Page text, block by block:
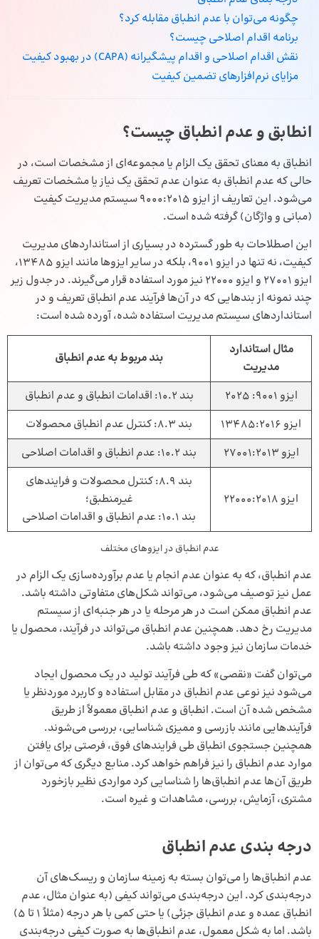
چگونه می‌توان با عدم انطباق مقابله کرد؟
برنامه اقدام اصلاحی چیست؟
نقش اقدام اصلاحی و اقدام پیشگیرانه (CAPA) در بهبود کیفیت
مزایای نرم‌افزارهای تضمین کیفیت
انطابق و عدم انطباق چیست؟
انطباق به معنای تحقق یک الزام یا مجموعه‌ای از مشخصات است، در
حالی که عدم انطباق به عنوان عدم تحقق یک نیاز یا مشخصات تعریف
می‌شود. این تعاریف از ایزو 9000:2015 سیستم مدیریت کیفیت
(مبانی و واژگان) گرفته شده است.
این اصطلاحات به طور گسترده در بسیاری از استانداردهای مدیریت
کیفیت، نه تنها در ایزو 9001، بلکه در سایر ایزوها مانند ایزو 13485،
ایزو 27001 و ایزو 22000 نیز مورد استفاده قرار می‌گیرند. در جدول زیر
چند نمونه از بندهایی که در آن‌ها فرآیند عدم انطباق تعریف و در
استانداردهای سیستم مدیریت استفاده شده، آورده شده است:
مثال استاندارد
مدیریت
بند مربوط به عدم انطباق
ایزو 9001: 2025
بند 10.2: اقدامات انطباق و عدم انطباق
ایزو 13485:2016
بند 8.3: کنترل عدم انطباق محصولات
ایزو 27001:2013
بند 10.2: عدم انطباق و اقدامات اصلاحی
ایزو 22000:2018
بند 8.9: کنترل محصولات و فرایندهای
غیرمنطبق؛
بند 10.1: عدم انطباق و اقدامات اصلاحی
عدم انطباق در ایزوهای مختلف
عدم انطباق، که به عنوان عدم انجام یا عدم برآورده‌سازی یک الزام در
عمل نیز توصیف می‌شود، می‌تواند شکل‌های متفاوتی داشته باشد.
عدم انطباق ممکن است در هر مرحله یا در هر جنبه‌ای از سیستم
مدیریت رخ دهد. همچنین عدم انطباق می‌تواند در فرآیند، محصول یا
خدمات سازمان نیز وجود داشته باشد.
می‌توان گفت «نقصی‌» که طی فرآیند تولید در یک محصول ایجاد
می‌شود نیز نوعی عدم انطباق در مقابل استفاده و کاربرد موردنظر یا
مشخص شده آن است. انطباق و عدم انطباق معمولاً از طریق
فرآیندهایی مانند بازرسی و ممیزی شناسایی، بررسی می‌شوند.
همچنین جستجوی انطباق طی فرایندهای فوق، فرصتی برای یافتن
موارد عدم انطباق را نیز فراهم خواهد کرد. منابع دیگری که می‌توان از
طریق آن‌ها عدم انطباق‌ها را شناسایی کرد مواردی نظیر بازخورد
مشتری، آزمایش، بررسی، مشاهدات و غیره است.
درجه‌ بندی عدم انطباق
عدم انطباق‌ها را می‌توان بسته به زمینه سازمان و ریسک‌های آن
درجه‌بندی کرد. این درجه‌بندی می‌تواند کیفی (به عنوان مثال، عدم
انطباق عمده و عدم انطباق جزئی) یا حتی کمی با هر درجه (مثلاً 1 تا 5)
باشد. اما به شکل معمول، عدم انطباق‌ها به صورت کیفی درجه‌بندی